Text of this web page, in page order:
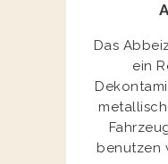
Das
ein
benutzen